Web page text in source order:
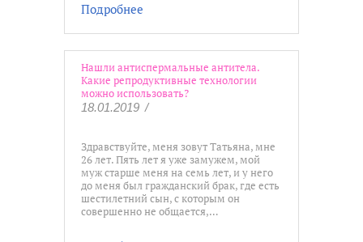
Подробнее
Нашли антиспермальные антитела.
Какие репродуктивные технологии
можно использовать?
18.01.2019 /
Здравствуйте, меня зовут Татьяна, мне
26 лет. Пять лет я уже замужем, мой
муж старше меня на семь лет, и у него
до меня был гражданский брак, где есть
шестилетний сын, с которым он
совершенно не общается,…